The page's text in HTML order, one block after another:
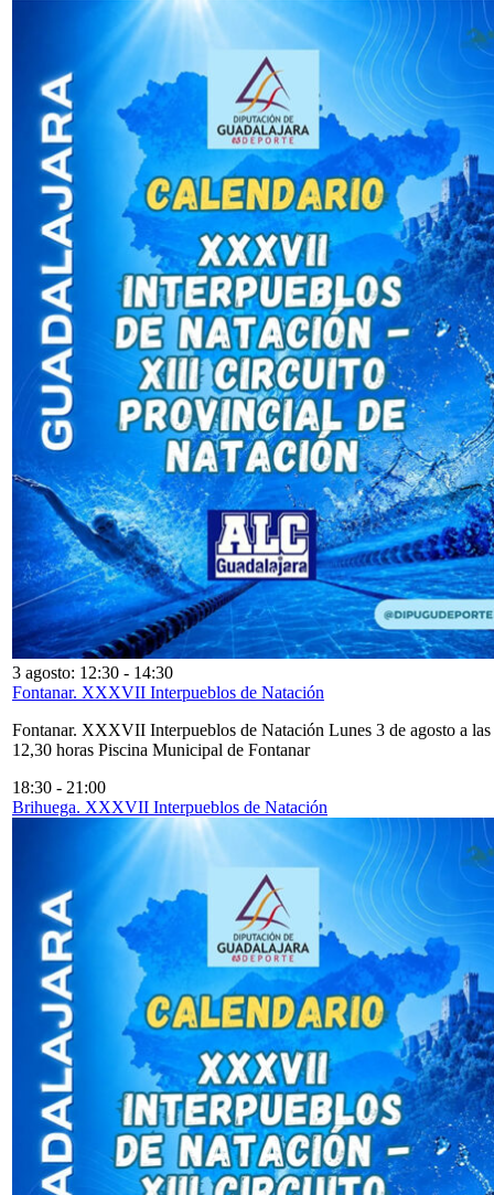
3 agosto: 12:30 - 14:30
Fontanar. XXXVII Interpueblos de Natación
Fontanar. XXXVII Interpueblos de Natación Lunes 3 de agosto a las
12,30 horas Piscina Municipal de Fontanar
18:30 - 21:00
Brihuega. XXXVII Interpueblos de Natación